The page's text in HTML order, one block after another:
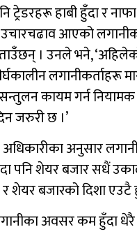
ट्रेडरहरू हाबी हुँदा र
उचारचढाव आएको
। उनले भने,
लगानीकर्ताहरू
कायम गर्न नियामक
जरुरी छ ।’
अधिकारीका अनुसार
पनि शेयर बजार सधैं
र शेयर बजारको दिशा एउटै
लगानीका अवसर कम हुँदा